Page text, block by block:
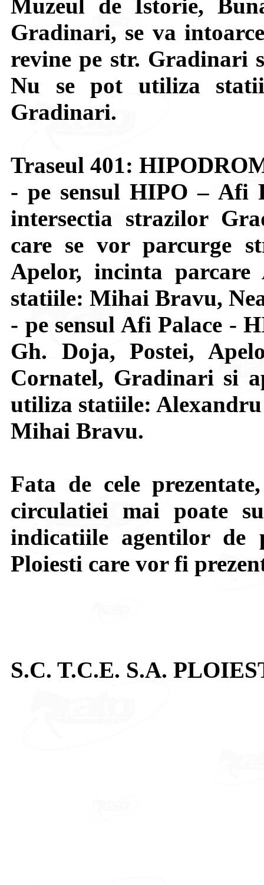
Muzeul de Istorie,
Gradinari, se va
revine pe str. Gradinari
Nu se pot utiliza
Gradinari.
Traseul 401:
- pe sensul HIPO – Afi
intersectia strazilor
care se vor parcurge
Apelor, incinta
statiile: Mihai Bravu,
- pe sensul Afi Palace -
Gh. Doja, Postei,
Cornatel, Gradinari si
utiliza statiile:
Mihai Bravu.
Fata de cele
circulatiei mai poate
indicatiile agentilor
Ploiesti care vor fi
S.C. T.C.E. S.A.